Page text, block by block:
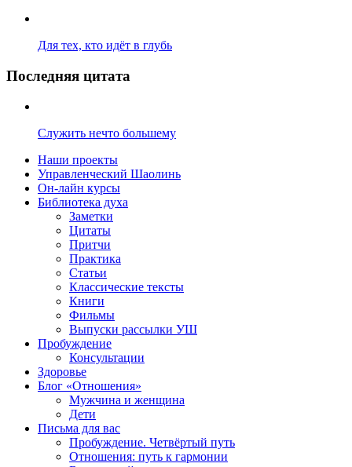
Для тех, кто идёт в глубь
Последняя цитата
Служить нечто большему
Наши проекты
Управленческий Шаолинь
Он-лайн курсы
Библиотека духа
Заметки
Цитаты
Притчи
Практика
Статьи
Классические тексты
Книги
Фильмы
Выпуски рассылки УШ
Пробуждение
Консультации
Здоровье
Блог «Отношения»
Мужчина и женщина
Дети
Письма для вас
Пробуждение. Четвёртый путь
Отношения: путь к гармонии